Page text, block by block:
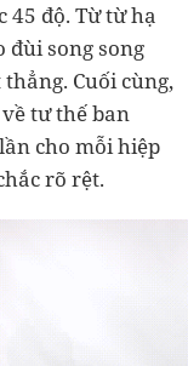
45 độ. Từ từ hạ
đùi song song
Cuối cùng,
tư thế ban
cho mỗi hiệp
rõ rệt.